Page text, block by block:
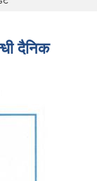
दैनिक